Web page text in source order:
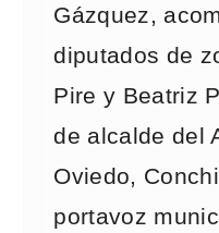
Gázquez,
diputados de
Pire y Beatriz
de alcalde del
Oviedo,
portavoz